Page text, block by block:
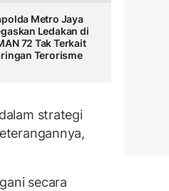
Metro Jaya
Ledakan di
72 Tak Terkait
Terorisme
strategi
secara